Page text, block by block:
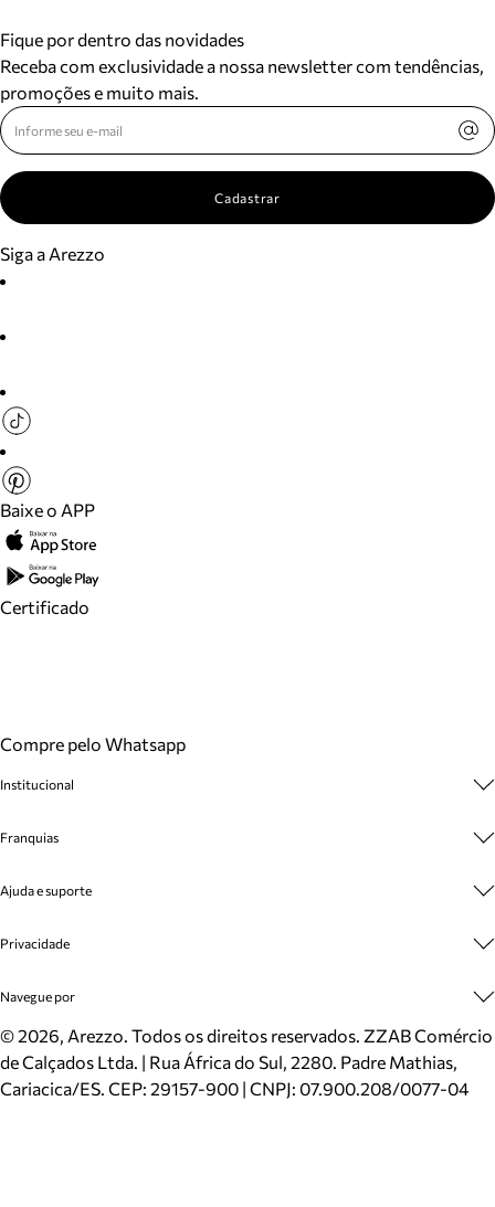
Fique por dentro das novidades
Receba com exclusividade a nossa newsletter com tendências,
promoções e muito mais.
Cadastrar
Siga a Arezzo
Baixe o APP
Certificado
Compre pelo Whatsapp
Institucional
Cashback
Venda Corporativa
Mapa do Site
Inverno
Mundo Arezzo
Franquias
Plano de Negócio
Ajuda e suporte
Cadastro
Meus Pedidos
Trocas e Devoluções
Cartão Presente
Localizador de lojas
Privacidade
Politica e Privacidade
Navegue por
Sapatos
Bolsas
Scarpins
©2026, Arezzo. Todos os direitos reservados. ZZAB Comércio
de Calçados Ltda. | Rua África do Sul, 2280. Padre Mathias,
Cariacica/ES. CEP: 29157-900 | CNPJ: 07.900.208/0077-04